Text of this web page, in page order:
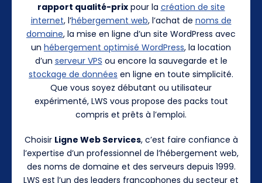
rapport qualité-prixpour la création de site
internet, l’hébergement web, l’achat de noms de
domaine, la mise en ligne d’un site WordPress avec
un hébergement optimisé WordPress, la location
d’un serveur VPS ou encore la sauvegarde et le
stockage de données en ligne en toute simplicité.
Que vous soyez débutant ou utilisateur
expérimenté, LWS vous propose des packs tout
compris et prêts à l’emploi.
Choisir Ligne Web Services, c’est faire confiance à
l’expertise d’un professionnel de l’hébergement web,
des noms de domaine et des serveurs depuis 1999.
LWS est l’un des leaders francophones du secteur et